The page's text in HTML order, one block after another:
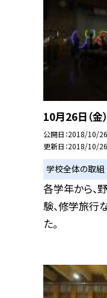
10月26日（
公開日 2018/10/26
更新日 2018/10/26
学校全体の取組
各学年から、
験、修学旅行
た。